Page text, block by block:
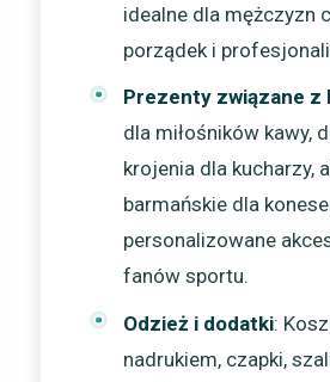
idealne dla mężczyzn
porządek i
Prezenty związane z
dla miłośników kawy,
krojenia dla kucharzy,
barmańskie dla
personalizowane
fanów sportu.
Odzież i dodatki:
nadrukiem, czapki,